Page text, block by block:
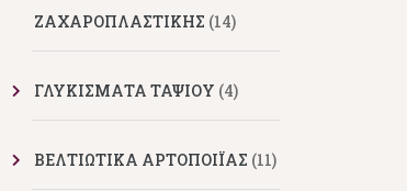
ΖΑΧΑΡΟΠΛΑΣΤΙΚΗΣ (14)
ΓΛΥΚΙΣΜΑΤΑ ΤΑΨΙΟΥ (4)
ΒΕΛΤΙΩΤΙΚΑ ΑΡΤΟΠΟΙΪΑΣ (11)